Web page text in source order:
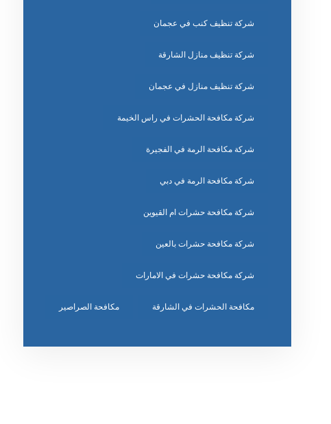
شركة تنظيف كنب في عجمان
شركة تنظيف منازل الشارقة
شركة تنظيف منازل في عجمان
شركة مكافحة الحشرات في راس الخيمة
شركة مكافحة الرمة في الفجيرة
شركة مكافحة الرمة في دبي
شركة مكافحة حشرات ام القيوين
شركة مكافحة حشرات بالعين
شركة مكافحة حشرات في الامارات
مكافحة الحشرات في الشارقة مكافحة الصراصير